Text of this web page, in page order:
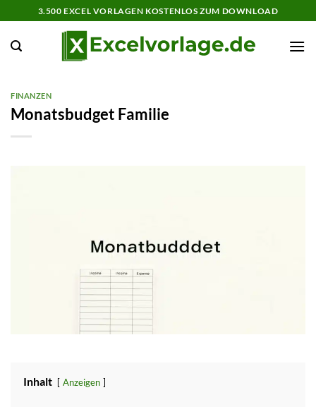
Inhalt
springen
3.500 EXCEL VORLAGEN KOSTENLOS ZUM DOWNLOAD
FINANZEN
Monatsbudget Familie
Inhalt Anzeigen